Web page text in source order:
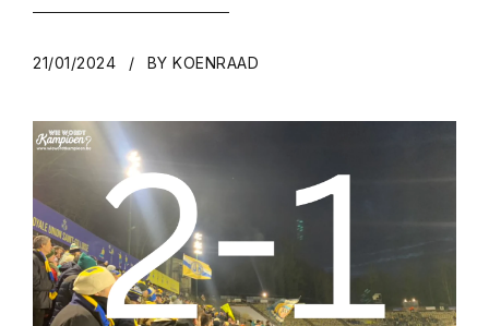
21/01/2024 BY KOENRAAD